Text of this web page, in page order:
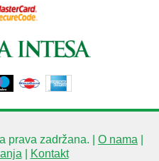
prava zadržana. | O nama
| Kontakt